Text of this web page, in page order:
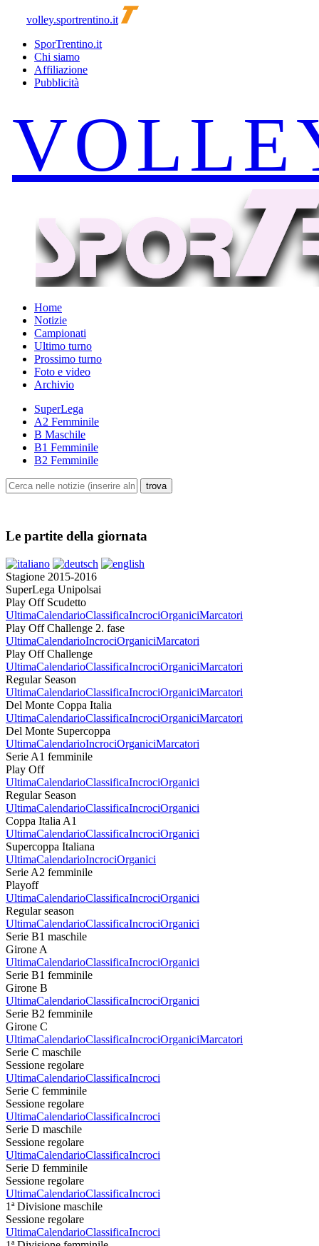
volley.sportrentino.it
SporTrentino.it
Chi siamo
Affiliazione
Pubblicità
Home
Notizie
Campionati
Ultimo turno
Prossimo turno
Foto e video
Archivio
SuperLega
A2 Femminile
B Maschile
B1 Femminile
B2 Femminile
Le partite della giornata
Stagione 2015-2016
SuperLega Unipolsai
Play Off Scudetto
UltimaCalendarioClassificaIncrociOrganiciMarcatori
Play Off Challenge 2. fase
UltimaCalendarioIncrociOrganiciMarcatori
Play Off Challenge
UltimaCalendarioClassificaIncrociOrganiciMarcatori
Regular Season
UltimaCalendarioClassificaIncrociOrganiciMarcatori
Del Monte Coppa Italia
UltimaCalendarioClassificaIncrociOrganiciMarcatori
Del Monte Supercoppa
UltimaCalendarioIncrociOrganiciMarcatori
Serie A1 femminile
Play Off
UltimaCalendarioClassificaIncrociOrganici
Regular Season
UltimaCalendarioClassificaIncrociOrganici
Coppa Italia A1
UltimaCalendarioClassificaIncrociOrganici
Supercoppa Italiana
UltimaCalendarioIncrociOrganici
Serie A2 femminile
Playoff
UltimaCalendarioClassificaIncrociOrganici
Regular season
UltimaCalendarioClassificaIncrociOrganici
Serie B1 maschile
Girone A
UltimaCalendarioClassificaIncrociOrganici
Serie B1 femminile
Girone B
UltimaCalendarioClassificaIncrociOrganici
Serie B2 femminile
Girone C
UltimaCalendarioClassificaIncrociOrganiciMarcatori
Serie C maschile
Sessione regolare
UltimaCalendarioClassificaIncroci
Serie C femminile
Sessione regolare
UltimaCalendarioClassificaIncroci
Serie D maschile
Sessione regolare
UltimaCalendarioClassificaIncroci
Serie D femminile
Sessione regolare
UltimaCalendarioClassificaIncroci
1ª Divisione maschile
Sessione regolare
UltimaCalendarioClassificaIncroci